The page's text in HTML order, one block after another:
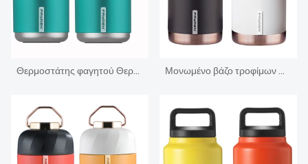
Θερμοστάτης φαγητού Θερμός Δοχείο Ατσάλι Μονωμένο βάζο τροφίμων Θερμός